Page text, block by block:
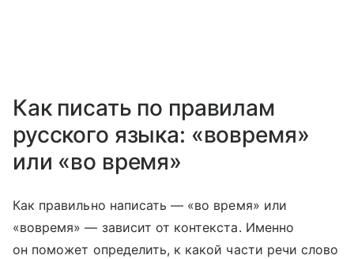
Как писать по правилам
русского языка: «вовремя»
или «во время»
Как правильно написать — «во время» или
«вовремя» — зависит от контекста. Именно
он поможет определить, к какой части речи слово